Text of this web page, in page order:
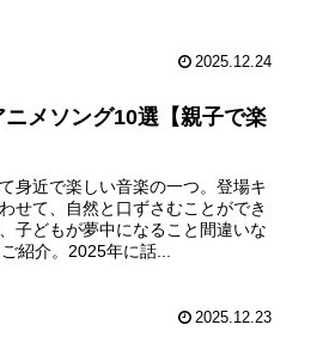
2025.12.24
メソング10選【親子で楽
身近で楽しい音楽の一つ。登場キ
せて、自然と口ずさむことができ
子どもが夢中になること間違いな
紹介。2025年に話...
2025.12.23